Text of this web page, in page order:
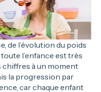
de l’évolution du poids
l’enfance est très
chiffres à un moment
la progression par
car chaque enfant